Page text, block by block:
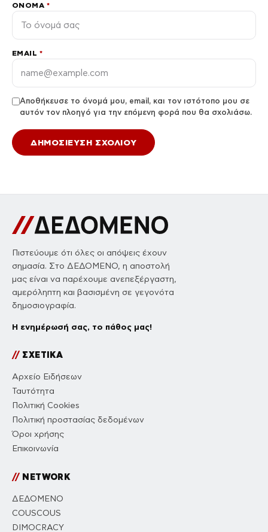
ΌΝΟΜΑ *
EMAIL *
Αποθήκευσε το όνομά μου, email, και τον ιστότοπο μου σε
αυτόν τον πλοηγό για την επόμενη φορά που θα σχολιάσω.
Πιστεύουμε ότι όλες οι απόψεις έχουν
σημασία. Στο ΔΕΔΟΜΕΝΟ, η αποστολή
μας είναι να παρέχουμε ανεπεξέργαστη,
αμερόληπτη και βασισμένη σε γεγονότα
δημοσιογραφία.
Η ενημέρωσή σας, το πάθος μας!
//ΣΧΕΤΙΚΑ
Αρχείο Ειδήσεων
Ταυτότητα
Πολιτική Cookies
Πολιτική προστασίας δεδομένων
Όροι χρήσης
Επικοινωνία
//NETWORK
ΔΕΔΟΜΕΝΟ
COUSCOUS
DIMOCRACY